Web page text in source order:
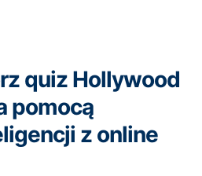
quiz Hollywood
pomocą
z online